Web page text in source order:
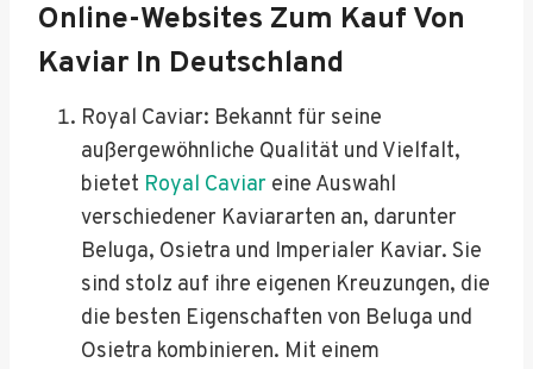
Online-Websites Zum Kauf Von
Kaviar In Deutschland
Royal Caviar: Bekannt für seine
außergewöhnliche Qualität und Vielfalt,
bietet Royal Caviar eine Auswahl
verschiedener Kaviararten an, darunter
Beluga, Osietra und Imperialer Kaviar. Sie
sind stolz auf ihre eigenen Kreuzungen, die
die besten Eigenschaften von Beluga und
Osietra kombinieren. Mit einem